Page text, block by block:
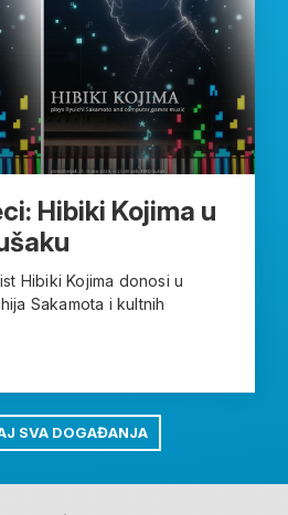
Hibiki Kojima u
Hibiki Kojima donosi u
Sakamota i kultnih
SVA DOGAĐANJA